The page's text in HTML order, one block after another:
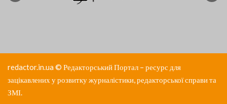
redactor.in.ua© Редакторський Портал – ресурс для
зацікавлених у розвитку журналістики, редакторської справи та
ЗМІ.